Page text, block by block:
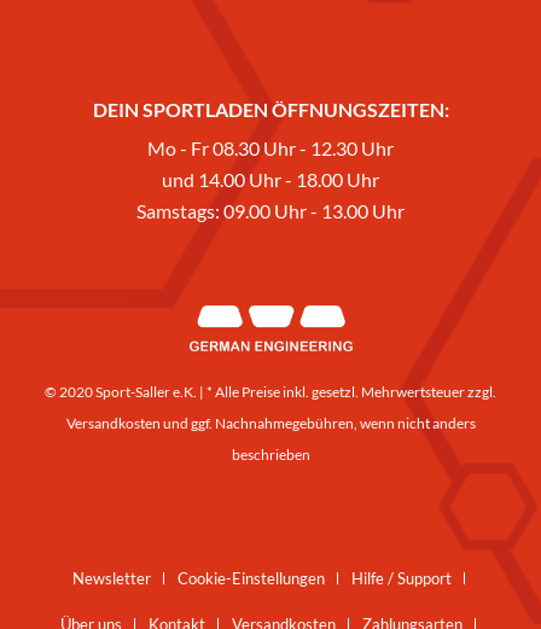
DEIN SPORTLADEN ÖFFNUNGSZEITEN:
Mo - Fr 08.30 Uhr - 12.30 Uhr
und 14.00 Uhr - 18.00 Uhr
Samstags: 09.00 Uhr - 13.00 Uhr
© 2020 Sport-Saller e.K. | * Alle Preise inkl. gesetzl. Mehrwertsteuer zzgl.
Versandkosten und ggf. Nachnahmegebühren, wenn nicht anders
beschrieben
Newsletter Cookie-Einstellungen Hilfe / Support
Über uns Kontakt Versandkosten Zahlungsarten